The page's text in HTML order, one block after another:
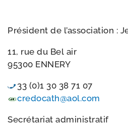
Président de l’as­so­cia­tion :
11, rue du Bel air
95300 ENNERY
33 (0)1 30 38 71 07
credocath@​aol.​com
Secrétariat admi­nis­tra­tif